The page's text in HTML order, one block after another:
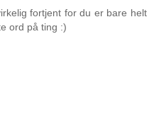
fortjent for du er bare helt
ord på ting :)